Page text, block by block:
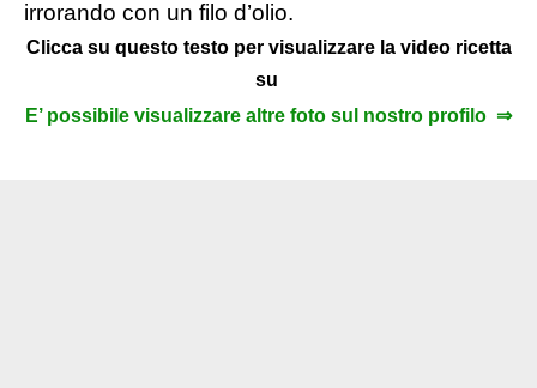
irrorando con un filo d’olio.
Clicca su questo testo per visualizzare la video ricetta
su
E’ possibile visualizzare altre foto sul nostro profilo ⇒